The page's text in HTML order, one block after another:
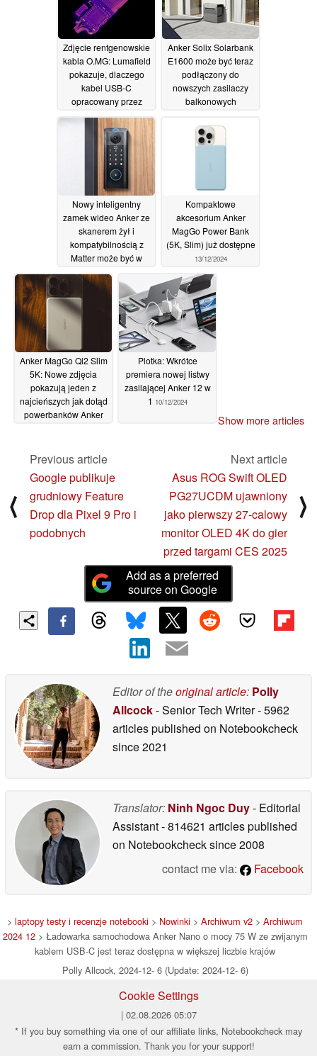
Zdjęcie rentgenowskie
kabla O.MG: Lumafield
pokazuje, dlaczego
kabel USB-C
opracowany przez
do wykrycia20/12/2024
Anker Solix Solarbank
E1600 może być teraz
podłączony do
nowszych zasilaczy
balkonowych
aktualizacji18/12/2024
Nowy inteligentny
zamek wideo Anker ze
skanerem żył i
kompatybilnością z
Matter może być w
13/12/2024
Kompaktowe
akcesorium Anker
MagGo Power Bank
(5K, Slim) już dostępne
13/12/2024
Anker MagGo Qi2 Slim
5K: Nowe zdjęcia
pokazują jeden z
najcieńszych jak dotąd
powerbanków Anker
Plotka: Wkrótce
premiera nowej listwy
zasilającej Anker 12 w
1 10/12/2024
Show more articles
⟨
Previous article
Google publikuje
grudniowy Feature
Drop dla Pixel 9 Pro i
podobnych
Next article
Asus ROG Swift OLED
PG27UCDM ujawniony
jako pierwszy 27-calowy
monitor OLED 4K do gier
przed targami CES 2025
⟩
Add as a preferred
source on Google
Editor of theoriginal article: Polly
Allcock- Senior Tech Writer- 5962
articles published on Notebookcheck
since 2021
Translator: Ninh Ngoc Duy- Editorial
Assistant- 814621 articles published
on Notebookchecksince 2008
contact me via:
Facebook
> laptopy testy i recenzje notebooki > Nowinki > Archiwum v2 > Archiwum
2024 12> Ładowarka samochodowa Anker Nano o mocy 75 W ze zwijanym
kablem USB-C jest teraz dostępna w większej liczbie krajów
Polly Allcock, 2024-12- 6 (Update: 2024-12- 6)
Cookie Settings
| 02.08.2026 05:07
* If you buy something via one of our affiliate links, Notebookcheck may
earn a commission. Thank you for your support!